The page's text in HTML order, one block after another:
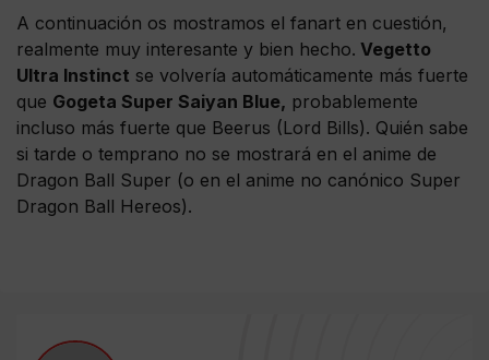
A continuación os mostramos el fanart en cuestión,
realmente muy interesante y bien hecho. Vegetto
Ultra Instinct se volvería automáticamente más fuerte
que Gogeta Super Saiyan Blue, probablemente
incluso más fuerte que Beerus (Lord Bills). Quién sabe
si tarde o temprano no se mostrará en el anime de
Dragon Ball Super (o en el anime no canónico Super
Dragon Ball Hereos).